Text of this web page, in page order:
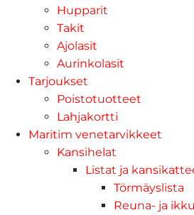
Hupparit
Takit
Ajolasit
Aurinkolasit
Tarjoukset
Poistotuotteet
Lahjakortti
Maritim venetarvikkeet
Kansihelat
Listat ja
Törmäyslista
Reuna- ja